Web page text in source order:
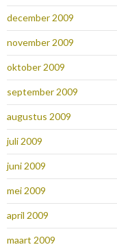
december 2009
november 2009
oktober 2009
september 2009
augustus 2009
juli 2009
juni 2009
mei 2009
april 2009
maart 2009